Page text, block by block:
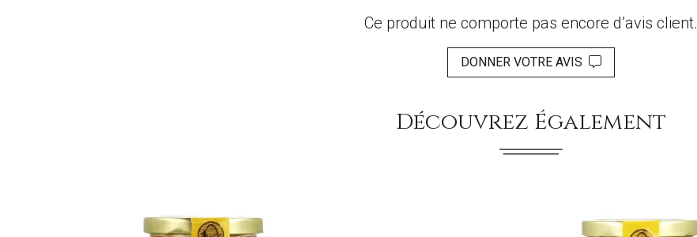
Ce produit ne comporte pas encore d’avis client.
DONNER VOTRE AVIS
Découvrez Également